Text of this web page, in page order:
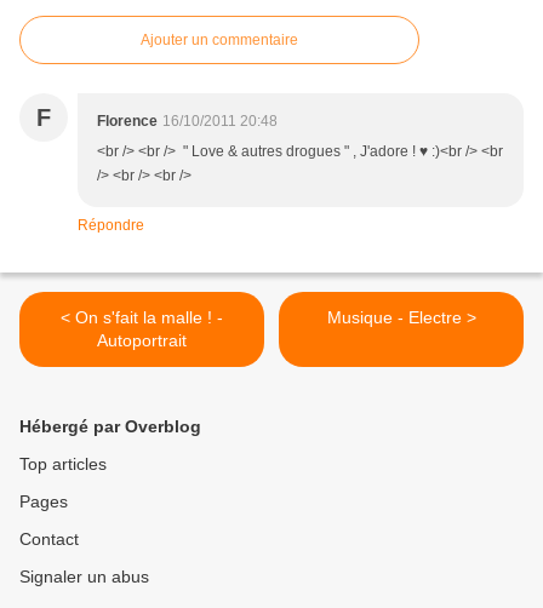
Ajouter un commentaire
F Florence 16/10/2011 20:48
<br /> <br /> " Love & autres drogues " , J'adore ! ♥ :)<br /> <br
/> <br /> <br />
Répondre
< On s'fait la malle ! -
Autoportrait
Musique - Electre >
Hébergé par Overblog
Top articles
Pages
Contact
Signaler un abus